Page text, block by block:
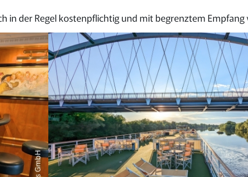
in der Regel kostenpflichtig und mit begrenztem